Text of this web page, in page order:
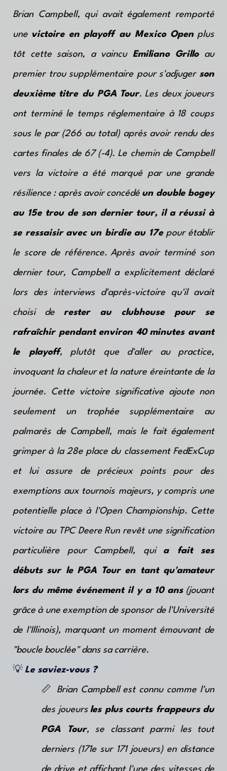
Brian Campbell, qui avait également remporté
une victoire en playoff au Mexico Open plus
tôt cette saison, a vaincu Emiliano Grillo au
premier trou supplémentaire pour s'adjuger son
deuxième titre du PGA Tour. Les deux joueurs
ont terminé le temps réglementaire à 18 coups
sous le par (266 au total) après avoir rendu des
cartes finales de 67 (-4). Le chemin de Campbell
vers la victoire a été marqué par une grande
résilience : après avoir concédé un double bogey
au 15e trou de son dernier tour, il a réussi à
se ressaisir avec un birdie au 17e pour établir
le score de référence. Après avoir terminé son
dernier tour, Campbell a explicitement déclaré
lors des interviews d'après-victoire qu'il avait
choisi de rester au clubhouse pour se
rafraîchir pendant environ 40 minutes avant
le playoff, plutôt que d'aller au practice,
invoquant la chaleur et la nature éreintante de la
journée. Cette victoire significative ajoute non
seulement un trophée supplémentaire au
palmarès de Campbell, mais le fait également
grimper à la 28e place du classement FedExCup
et lui assure de précieux points pour des
exemptions aux tournois majeurs, y compris une
potentielle place à l'Open Championship. Cette
victoire au TPC Deere Run revêt une signification
particulière pour Campbell, qui a fait ses
débuts sur le PGA Tour en tant qu'amateur
lors du même événement il y a 10 ans (jouant
grâce à une exemption de sponsor de l'Université
de l'Illinois), marquant un moment émouvant de
"boucle bouclée" dans sa carrière.
💡 Le saviez-vous ?
📏 Brian Campbell est connu comme l'un
des joueurs les plus courts frappeurs du
PGA Tour, se classant parmi les tout
derniers (171e sur 171 joueurs) en distance